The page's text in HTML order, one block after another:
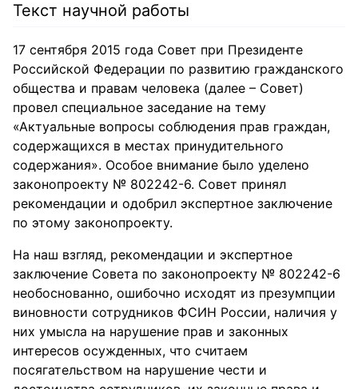
Текст научной работы
17 сентября 2015 года Совет при Президенте
Российской Федерации по развитию гражданского
общества и правам человека (далее – Совет)
провел специальное заседание на тему
«Актуальные вопросы соблюдения прав граждан,
содержащихся в местах принудительного
содержания». Особое внимание было уделено
законопроекту № 802242-6. Совет принял
рекомендации и одобрил экспертное заключение
по этому законопроекту.
На наш взгляд, рекомендации и экспертное
заключение Совета по законопроекту № 802242-6
необоснованно, ошибочно исходят из презумпции
виновности сотрудников ФСИН России, наличия у
них умысла на нарушение прав и законных
интересов осужденных, что считаем
посягательством на нарушение чести и